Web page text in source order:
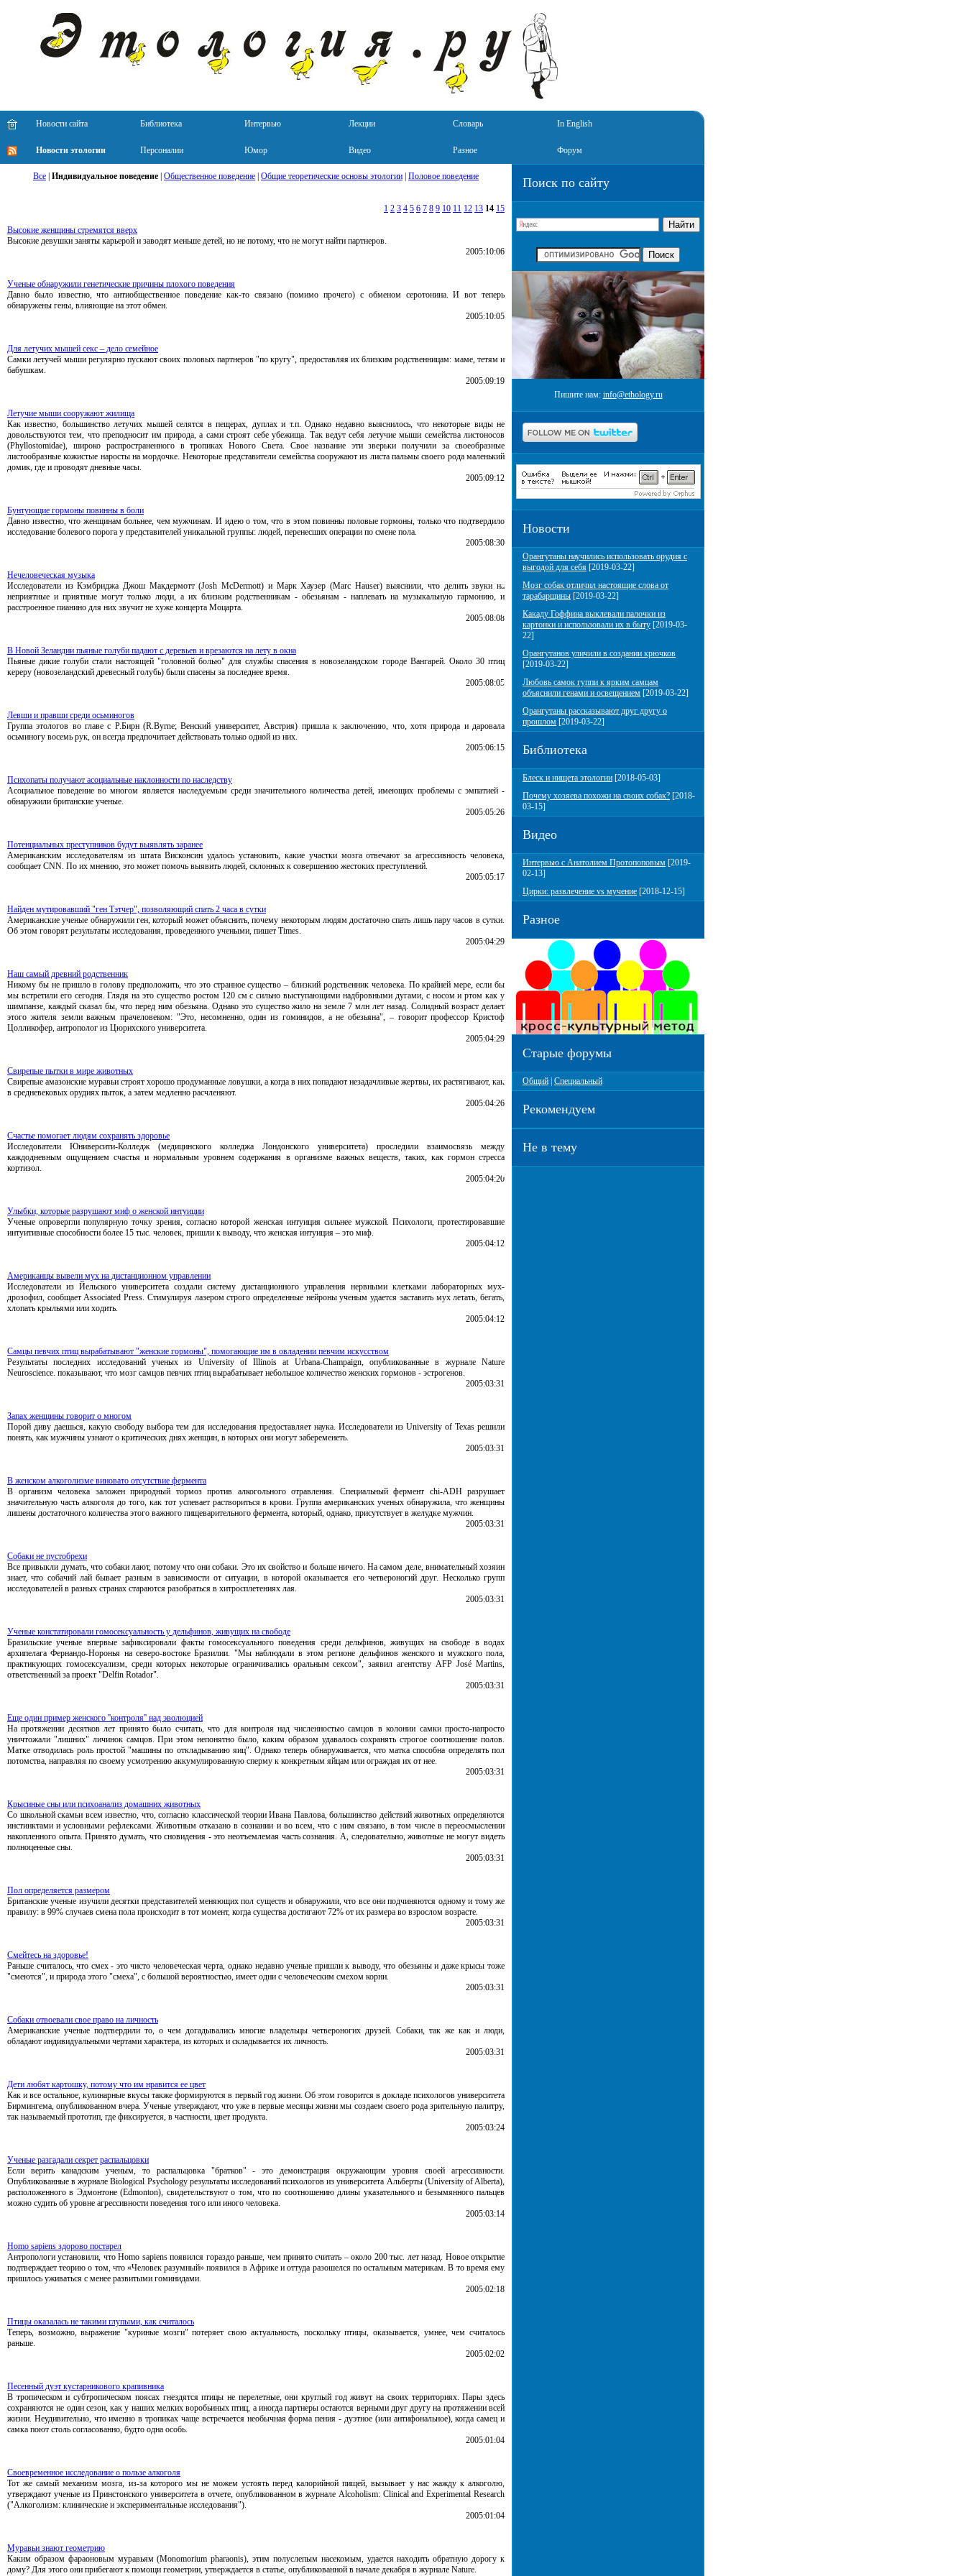
Новости сайта Библиотека Интервью Лекции Словарь In English
Новости этологии Персоналии Юмор Видео Разное Форум
Поиск по сайту
Пишите нам: info@ethology.ru
Новости
Орангутаны научились использовать орудия с
выгодой для себя [2019-03-22]
Мозг собак отличил настоящие слова от
тарабарщины [2019-03-22]
Какаду Гоффина выклевали палочки из
картонки и использовали их в быту [2019-03-
22]
Орангутанов уличили в создании крючков
[2019-03-22]
Любовь самок гуппи к ярким самцам
объяснили генами и освещением [2019-03-22]
Орангутаны рассказывают друг другу о
прошлом [2019-03-22]
Библиотека
Блеск и нищета этологии [2018-05-03]
Почему хозяева похожи на своих собак? [2018-
03-15]
Видео
Интервью с Анатолием Протопоповым [2019-
02-13]
Цирки: развлечение vs мучение [2018-12-15]
Разное
Старые форумы
Общий Специальный
Рекомендуем
Не в тему
Все Индивидуальное поведение Общественное поведение Общие теоретические основы этологии Половое поведение
1 2 3 4 5 6 7 8 9 10 11 12 13 14 15
Высокие женщины стремятся вверх
Высокие девушки заняты карьерой и заводят меньше детей, но не потому, что не могут найти партнеров.
2005:10:06
Ученые обнаружили генетические причины плохого поведения
Давно было известно, что антиобщественное поведение как-то связано (помимо прочего) с обменом серотонина. И вот теперь
обнаружены гены, влияющие на этот обмен.
2005:10:05
Для летучих мышей секс – дело семейное
Самки летучей мыши регулярно пускают своих половых партнеров "по кругу", предоставляя их близким родственницам: маме, тетям и
бабушкам.
2005:09:19
Летучие мыши сооружают жилища
Как известно, большинство летучих мышей селятся в пещерах, дуплах и т.п. Однако недавно выяснилось, что некоторые виды не
довольствуются тем, что преподносит им природа, а сами строят себе убежища. Так ведут себя летучие мыши семейства листоносов
(Phyllostomidae), широко распространенного в тропиках Нового Света. Свое название эти зверьки получили за своеобразные
листообразные кожистые наросты на мордочке. Некоторые представители семейства сооружают из листа пальмы своего рода маленький
домик, где и проводят дневные часы.
2005:09:12
Бунтующие гормоны повинны в боли
Давно известно, что женщинам больнее, чем мужчинам. И идею о том, что в этом повинны половые гормоны, только что подтвердило
исследование болевого порога у представителей уникальной группы: людей, перенесших операции по смене пола.
2005:08:30
Нечеловеческая музыка
Исследователи из Кэмбриджа Джош Макдермотт (Josh McDermott) и Марк Хаузер (Marc Hauser) выяснили, что делить звуки на
неприятные и приятные могут только люди, а их близким родственникам - обезьянам - наплевать на музыкальную гармонию, и
расстроенное пианино для них звучит не хуже концерта Моцарта.
2005:08:08
В Новой Зеландии пьяные голуби падают с деревьев и врезаются на лету в окна
Пьяные дикие голуби стали настоящей "головной болью" для службы спасения в новозеландском городе Вангарей. Около 30 птиц
кереру (новозеландский древесный голубь) были спасены за последнее время.
2005:08:05
Левши и правши среди осьминогов
Группа этологов во главе с Р.Бирн (R.Byrne; Венский университет, Австрия) пришла к заключению, что, хотя природа и даровала
осьминогу восемь рук, он всегда предпочитает действовать только одной из них.
2005:06:15
Психопаты получают асоциальные наклонности по наследству
Асоциальное поведение во многом является наследуемым среди значительного количества детей, имеющих проблемы с эмпатией -
обнаружили британские ученые.
2005:05:26
Потенциальных преступников будут выявлять заранее
Американским исследователям из штата Висконсин удалось установить, какие участки мозга отвечают за агрессивность человека,
сообщает CNN. По их мнению, это может помочь выявить людей, склонных к совершению жестоких преступлений.
2005:05:17
Найден мутировавший "ген Тэтчер", позволяющий спать 2 часа в сутки
Американские ученые обнаружили ген, который может объяснить, почему некоторым людям достаточно спать лишь пару часов в сутки.
Об этом говорят результаты исследования, проведенного учеными, пишет Times.
2005:04:29
Наш самый древний родственник
Никому бы не пришло в голову предположить, что это странное существо – близкий родственник человека. По крайней мере, если бы
мы встретили его сегодня. Глядя на это существо ростом 120 см с сильно выступающими надбровными дугами, с носом и ртом как у
шимпанзе, каждый сказал бы, что перед ним обезьяна. Однако это существо жило на земле 7 млн лет назад. Солидный возраст делает
этого жителя земли важным прачеловеком: "Это, несомненно, один из гоминидов, а не обезьяна", – говорит профессор Кристоф
Цолликофер, антрополог из Цюрихского университета.
2005:04:29
Свирепые пытки в мире животных
Свирепые амазонские муравьи строят хорошо продуманные ловушки, а когда в них попадают незадачливые жертвы, их растягивают, как
в средневековых орудиях пыток, а затем медленно расчленяют.
2005:04:26
Счастье помогает людям сохранять здоровье
Исследователи Юниверсити-Колледж (медицинского колледжа Лондонского университета) проследили взаимосвязь между
каждодневным ощущением счастья и нормальным уровнем содержания в организме важных веществ, таких, как гормон стресса
кортизол.
2005:04:20
Улыбки, которые разрушают миф о женской интуиции
Ученые опровергли популярную точку зрения, согласно которой женская интуиция сильнее мужской. Психологи, протестировавшие
интуитивные способности более 15 тыс. человек, пришли к выводу, что женская интуиция – это миф.
2005:04:12
Американцы вывели мух на дистанционном управлении
Исследователи из Йельского университета создали систему дистанционного управления нервными клетками лабораторных мух-
дрозофил, сообщает Associated Press. Стимулируя лазером строго определенные нейроны ученым удается заставить мух летать, бегать,
хлопать крыльями или ходить.
2005:04:12
Самцы певчих птиц вырабатывают "женские гормоны", помогающие им в овладении певчим искусством
Результаты последних исследований ученых из University of Illinois at Urbana-Champaign, опубликованные в журнале Nature
Neuroscience. показывают, что мозг самцов певчих птиц вырабатывает небольшое количество женских гормонов - эстрогенов.
2005:03:31
Запах женщины говорит о многом
Порой диву даешься, какую свободу выбора тем для исследования предоставляет наука. Исследователи из University of Texas решили
понять, как мужчины узнают о критических днях женщин, в которых они могут забеременеть.
2005:03:31
В женском алкоголизме виновато отсутствие фермента
В организм человека заложен природный тормоз против алкогольного отравления. Специальный фермент chi-ADH разрушает
значительную часть алкоголя до того, как тот успевает раствориться в крови. Группа американских ученых обнаружила, что женщины
лишены достаточного количества этого важного пищеварительного фермента, который, однако, присутствует в желудке мужчин.
2005:03:31
Собаки не пустобрехи
Все привыкли думать, что собаки лают, потому что они собаки. Это их свойство и больше ничего. На самом деле, внимательный хозяин
знает, что собачий лай бывает разным в зависимости от ситуации, в которой оказывается его четвероногий друг. Несколько групп
исследователей в разных странах стараются разобраться в хитросплетениях лая.
2005:03:31
Ученые констатировали гомосексуальность у дельфинов, живущих на свободе
Бразильские ученые впервые зафиксировали факты гомосексуального поведения среди дельфинов, живущих на свободе в водах
архипелага Фернандо-Норонья на северо-востоке Бразилии. "Мы наблюдали в этом регионе дельфинов женского и мужского пола,
практикующих гомосексуализм, среди которых некоторые ограничивались оральным сексом", заявил агентству AFP José Martins,
ответственный за проект "Delfin Rotador".
2005:03:31
Еще один пример женского ''контроля'' над эволюцией
На протяжении десятков лет принято было считать, что для контроля над численностью самцов в колонии самки просто-напросто
уничтожали "лишних" личинок самцов. При этом непонятно было, каким образом удавалось сохранять строгое соотношение полов.
Матке отводилась роль простой "машины по откладыванию яиц". Однако теперь обнаруживается, что матка способна определять пол
потомства, направляя по своему усмотрению аккумулированную сперму к конкретным яйцам или ограждая их от нее.
2005:03:31
Крысиные сны или психоанализ домашних животных
Со школьной скамьи всем известно, что, согласно классической теории Ивана Павлова, большинство действий животных определяются
инстинктами и условными рефлексами. Животным отказано в сознании и во всем, что с ним связано, в том числе в переосмыслении
накопленного опыта. Принято думать, что сновидения - это неотъемлемая часть сознания. А, следовательно, животные не могут видеть
полноценные сны.
2005:03:31
Пол определяется размером
Британские ученые изучили десятки представителей меняющих пол существ и обнаружили, что все они подчиняются одному и тому же
правилу: в 99% случаев смена пола происходит в тот момент, когда существа достигают 72% от их размера во взрослом возрасте.
2005:03:31
Смейтесь на здоровье!
Раньше считалось, что смех - это чисто человеческая черта, однако недавно ученые пришли к выводу, что обезьяны и даже крысы тоже
"смеются", и природа этого "смеха", с большой вероятностью, имеет одни с человеческим смехом корни.
2005:03:31
Собаки отвоевали свое право на личность
Американские ученые подтвердили то, о чем догадывались многие владельцы четвероногих друзей. Собаки, так же как и люди,
обладают индивидуальными чертами характера, из которых и складывается их личность.
2005:03:31
Дети любят картошку, потому что им нравится ее цвет
Как и все остальное, кулинарные вкусы также формируются в первый год жизни. Об этом говорится в докладе психологов университета
Бирмингема, опубликованном вчера. Ученые утверждают, что уже в первые месяцы жизни мы создаем своего рода зрительную палитру,
так называемый прототип, где фиксируется, в частности, цвет продукта.
2005:03:24
Ученые разгадали секрет распальцовки
Если верить канадским ученым, то распальцовка "братков" - это демонстрация окружающим уровня своей агрессивности.
Опубликованные в журнале Biological Psychology результаты исследований психологов из университета Альберты (University of Alberta),
расположенного в Эдмонтоне (Edmonton), свидетельствуют о том, что по соотношению длины указательного и безымянного пальцев
можно судить об уровне агрессивности поведения того или иного человека.
2005:03:14
Homo sapiens здорово постарел
Антропологи установили, что Homo sapiens появился гораздо раньше, чем принято считать – около 200 тыс. лет назад. Новое открытие
подтверждает теорию о том, что «Человек разумный» появился в Африке и оттуда разошелся по остальным материкам. В то время ему
пришлось уживаться с менее развитыми гоминидами.
2005:02:18
Птицы оказалась не такими глупыми, как считалось
Теперь, возможно, выражение "куриные мозги" потеряет свою актуальность, поскольку птицы, оказывается, умнее, чем считалось
раньше.
2005:02:02
Песенный дуэт кустарникового крапивника
В тропическом и субтропическом поясах гнездятся птицы не перелетные, они круглый год живут на своих территориях. Пары здесь
сохраняются не один сезон, как у наших мелких воробьиных птиц, а иногда партнеры остаются верными друг другу на протяжении всей
жизни. Неудивительно, что именно в тропиках чаще встречается необычная форма пения - дуэтное (или антифональное), когда самец и
самка поют столь согласованно, будто одна особь.
2005:01:04
Своевременное исследование о пользе алкоголя
Тот же самый механизм мозга, из-за которого мы не можем устоять перед калорийной пищей, вызывает у нас жажду к алкоголю,
утверждают ученые из Принстонского университета в отчете, опубликованном в журнале Alcoholism: Clinical and Experimental Research
("Алкоголизм: клинические и экспериментальные исследования").
2005:01:04
Муравьи знают геометрию
Каким образом фараоновым муравьям (Monomorium pharaonis), этим полуслепым насекомым, удается находить обратную дорогу к
дому? Для этого они прибегают к помощи геометрии, утверждается в статье, опубликованной в начале декабря в журнале Nature.